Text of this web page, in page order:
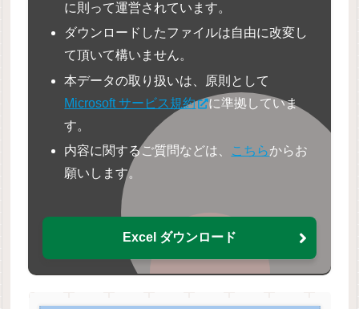
に則って運営されています。
ダウンロードしたファイルは自由に改変し
て頂いて構いません。
本データの取り扱いは、原則として
Microsoft サービス規約
に準拠していま
す。
内容に関するご質問などは、 こちらからお
願いします。
Excel ダウンロード